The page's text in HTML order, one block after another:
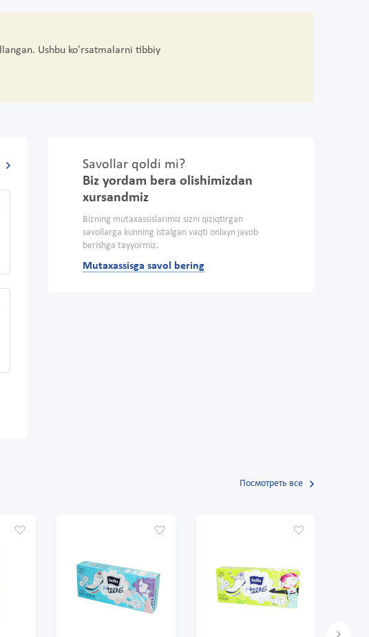
Ushbu ko'rsatmalarni tibbiy
Savollar qoldi mi?
Biz yordam bera olishimizdan
xursandmiz
Bizning mutaxassislarimiz sizni qiziqtirgan
savollarga kunning istalgan vaqti onlayn javob
berishga tayyormiz.
Mutaxassisga savol bering
Посмотреть все